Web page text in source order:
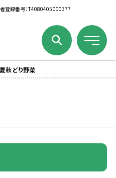
登録番号：T4080405000377
夏秋どり野菜